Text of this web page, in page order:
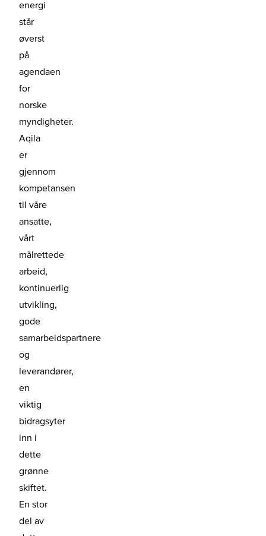
energi
står
øverst
på
agendaen
for
norske
myndigheter.
Aqila
er
gjennom
kompetansen
til våre
ansatte,
vårt
målrettede
arbeid,
kontinuerlig
utvikling,
gode
samarbeidspartnere
og
leverandører,
en
viktig
bidragsyter
inn i
dette
grønne
skiftet.
En stor
del av